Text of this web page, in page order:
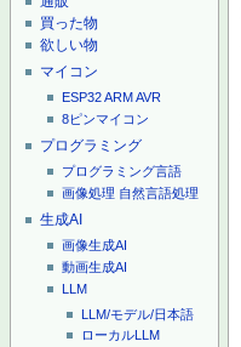
買った物
欲しい物
マイコン
ESP32ARMAVR
8ピンマイコン
プログラミング
プログラミング言語
画像処理 自然言語処理
生成AI
画像生成AI
動画生成AI
LLM
LLM/モデル/日本語
ローカルLLM